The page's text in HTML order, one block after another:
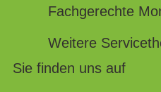
Fachgerechte
Weitere
Sie finden uns auf